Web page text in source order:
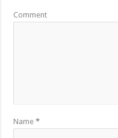
Comment
Name*